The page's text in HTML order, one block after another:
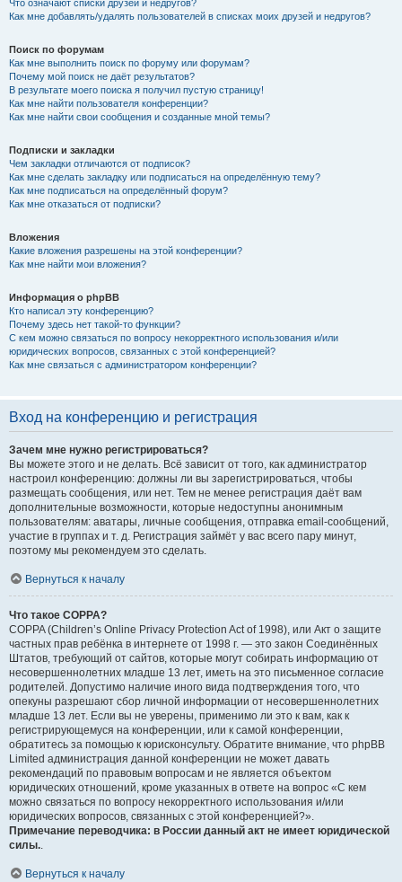
Что означают списки друзей и недругов?
Как мне добавлять/удалять пользователей в списках моих друзей и недругов?
Поиск по форумам
Как мне выполнить поиск по форуму или форумам?
Почему мой поиск не даёт результатов?
В результате моего поиска я получил пустую страницу!
Как мне найти пользователя конференции?
Как мне найти свои сообщения и созданные мной темы?
Подписки и закладки
Чем закладки отличаются от подписок?
Как мне сделать закладку или подписаться на определённую тему?
Как мне подписаться на определённый форум?
Как мне отказаться от подписки?
Вложения
Какие вложения разрешены на этой конференции?
Как мне найти мои вложения?
Информация о phpBB
Кто написал эту конференцию?
Почему здесь нет такой-то функции?
С кем можно связаться по вопросу некорректного использования и/или
юридических вопросов, связанных с этой конференцией?
Как мне связаться с администратором конференции?
Вход на конференцию и регистрация
Зачем мне нужно регистрироваться?
Вы можете этого и не делать. Всё зависит от того, как администратор
настроил конференцию: должны ли вы зарегистрироваться, чтобы
размещать сообщения, или нет. Тем не менее регистрация даёт вам
дополнительные возможности, которые недоступны анонимным
пользователям: аватары, личные сообщения, отправка email-сообщений,
участие в группах и т. д. Регистрация займёт у вас всего пару минут,
поэтому мы рекомендуем это сделать.
Вернуться к началу
Что такое COPPA?
COPPA (Children’s Online Privacy Protection Act of 1998), или Акт о защите
частных прав ребёнка в интернете от 1998 г. — это закон Соединённых
Штатов, требующий от сайтов, которые могут собирать информацию от
несовершеннолетних младше 13 лет, иметь на это письменное согласие
родителей. Допустимо наличие иного вида подтверждения того, что
опекуны разрешают сбор личной информации от несовершеннолетних
младше 13 лет. Если вы не уверены, применимо ли это к вам, как к
регистрирующемуся на конференции, или к самой конференции,
обратитесь за помощью к юрисконсульту. Обратите внимание, что phpBB
Limited администрация данной конференции не может давать
рекомендаций по правовым вопросам и не является объектом
юридических отношений, кроме указанных в ответе на вопрос «С кем
можно связаться по вопросу некорректного использования и/или
юридических вопросов, связанных с этой конференцией?».
Примечание переводчика: в России данный акт не имеет юридической
силы..
Вернуться к началу